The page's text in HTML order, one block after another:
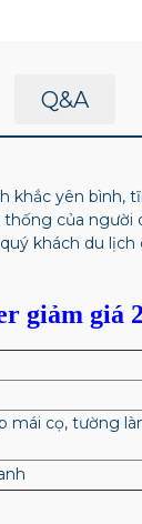
Q&A
khắc yên bình,
của người
khách du
giảm giá
mái cọ, tường